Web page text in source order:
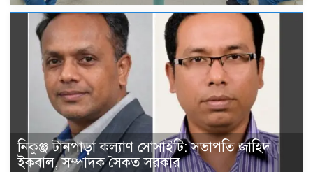
নিকুঞ্জ টানপাড়া কল্যাণ সোসাইটি: সভাপতি জাহিদ
ইকবাল, সম্পাদক সৈকত সরকার